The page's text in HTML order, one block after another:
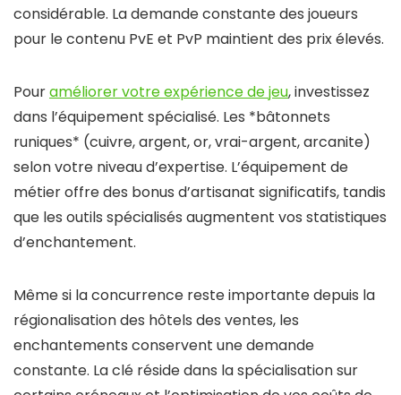
considérable. La demande constante des joueurs
pour le contenu PvE et PvP maintient des prix élevés.
Pouraméliorer votre expérience de jeu, investissez
dans l’équipement spécialisé. Les *bâtonnets
runiques* (cuivre, argent, or, vrai-argent, arcanite)
selon votre niveau d’expertise. L’équipement de
métier offre des bonus d’artisanat significatifs, tandis
que les outils spécialisés augmentent vos statistiques
d’enchantement.
Même si la concurrence reste importante depuis la
régionalisation des hôtels des ventes, les
enchantements conservent une demande
constante. La clé réside dans la spécialisation sur